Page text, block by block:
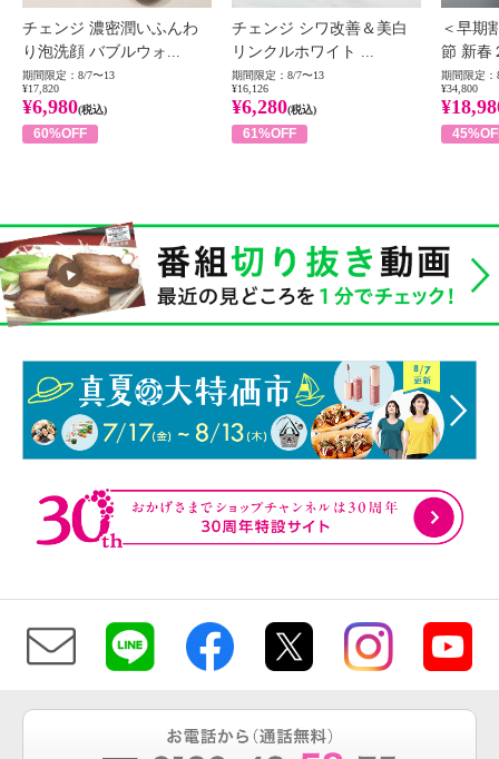
チェンジ 濃密潤いふんわ
り泡洗顔 バブルウォ...
期間限定：8/7〜13
¥17,820
¥6,980(税込)
60%OFF
チェンジ シワ改善＆美白
リンクルホワイト ...
期間限定：8/7〜13
¥16,126
¥6,280(税込)
61%OFF
＜早期
節 新春
期間限定：
¥34,800